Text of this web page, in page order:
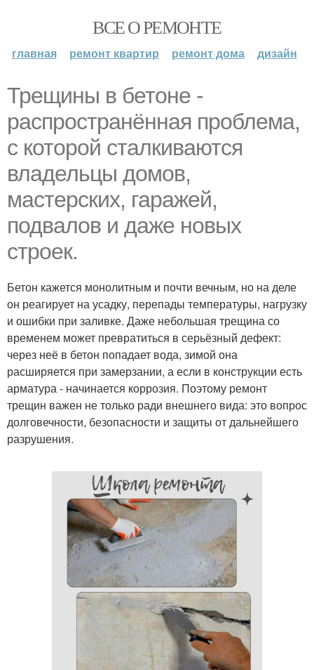
ВСЕ О РЕМОНТЕ
главная ремонт квартир ремонт дома дизайн
Трещины в бетоне -
распространённая проблема,
с которой сталкиваются
владельцы домов,
мастерских, гаражей,
подвалов и даже новых
строек.
Бетон кажется монолитным и почти вечным, но на деле
он реагирует на усадку, перепады температуры, нагрузку
и ошибки при заливке. Даже небольшая трещина со
временем может превратиться в серьёзный дефект:
через неё в бетон попадает вода, зимой она
расширяется при замерзании, а если в конструкции есть
арматура - начинается коррозия. Поэтому ремонт
трещин важен не только ради внешнего вида: это вопрос
долговечности, безопасности и защиты от дальнейшего
разрушения.